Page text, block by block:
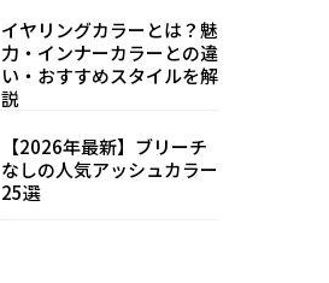
イヤリングカラーとは？魅
力・インナーカラーとの違
い・おすすめスタイルを解
説
【2026年最新】ブリーチ
なしの人気アッシュカラー
25選